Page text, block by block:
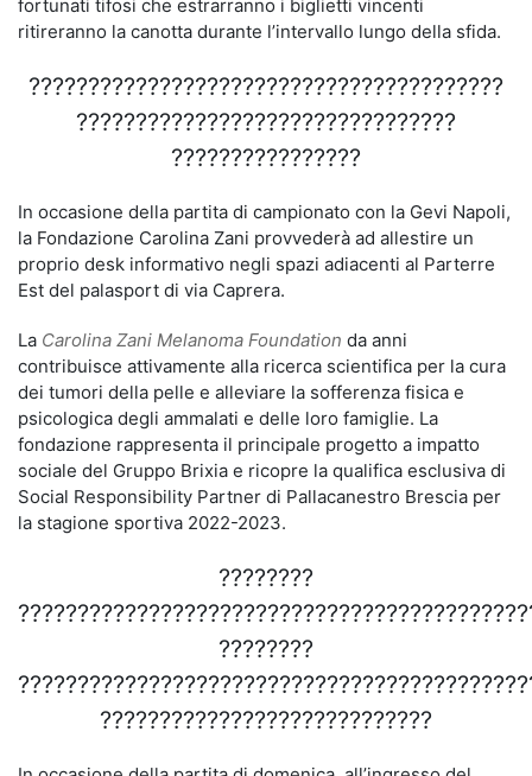
fortunati tifosi che estrarranno i biglietti vincenti
ritireranno la canotta durante l’intervallo lungo della sfida.
????????????????????????????????????????
????????????????????????????????
????????????????
In occasione della partita di campionato con la Gevi Napoli,
la Fondazione Carolina Zani provvederà ad allestire un
proprio desk informativo negli spazi adiacenti al Parterre
Est del palasport di via Caprera.
La Carolina Zani Melanoma Foundation da anni
contribuisce attivamente alla ricerca scientifica per la cura
dei tumori della pelle e alleviare la sofferenza fisica e
psicologica degli ammalati e delle loro famiglie. La
fondazione rappresenta il principale progetto a impatto
sociale del Gruppo Brixia e ricopre la qualifica esclusiva di
Social Responsibility Partner di Pallacanestro Brescia per
la stagione sportiva 2022-2023.
????????
????????
????????????????????????????